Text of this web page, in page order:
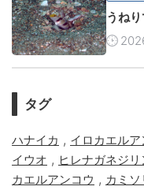
うね
タグ
ハナイカ , イロカエルア
イウオ , ヒレナガネジリ
カエルアンコウ , カミ